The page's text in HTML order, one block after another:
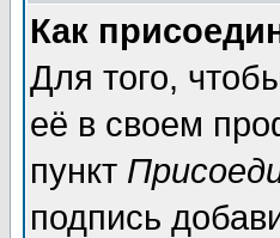
Как
Для того,
её в своем
пункт
подпись